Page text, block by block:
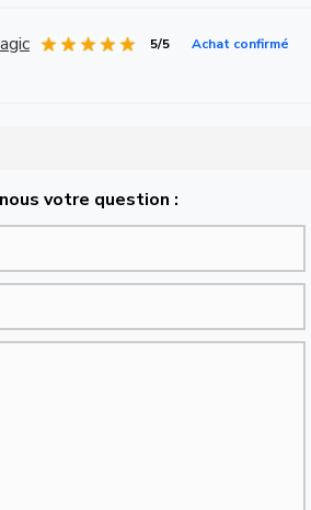
5/5 Achat confirmé
votre question :